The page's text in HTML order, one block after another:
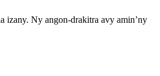
izany. Ny angon-drakitra avy amin’ny